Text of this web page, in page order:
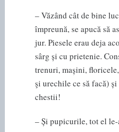
– Văzând cât de bine
împreună, se apucă să
jur. Piesele erau deja
sârg și cu prietenie.
trenuri, mașini,
şi urechile ce să facă)
chestii!
– Și pupicurile, tot el le-